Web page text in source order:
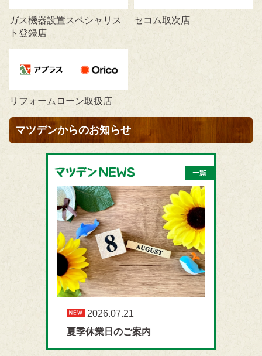
ガス機器設置スペシャリス
ト登録店
セコム取次店
リフォームローン取扱店
マツデンからのお知らせ
2026.07.21
夏季休業日のご案内